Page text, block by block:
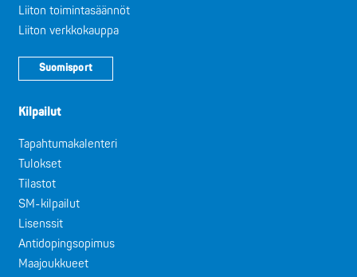
Liiton toimintasäännöt
Liiton verkkokauppa
Suomisport
Kilpailut
Tapahtumakalenteri
Tulokset
Tilastot
SM-kilpailut
Lisenssit
Antidopingsopimus
Maajoukkueet